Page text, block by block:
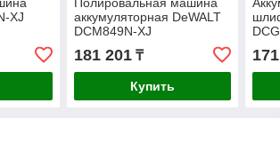
XJ
Полировальная машина
аккумуляторная DeWALT
DCM849N-XJ
181 201₸
Купить